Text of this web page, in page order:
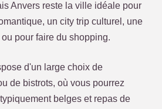
Anvers reste la ville idéale pour
un city trip culturel, une
pour faire du shopping.
d'un large choix de
de bistrots, où vous pourrez
belges et repas de